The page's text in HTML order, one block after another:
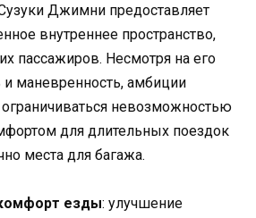
Джимни предоставляет
внутреннее пространство,
пассажиров. Несмотря на его
маневренность, амбиции
невозможностью
для длительных поездок
места для багажа.
езды: улучшение